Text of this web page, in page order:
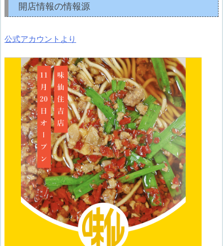
開店情報の情報源
公式アカウントより